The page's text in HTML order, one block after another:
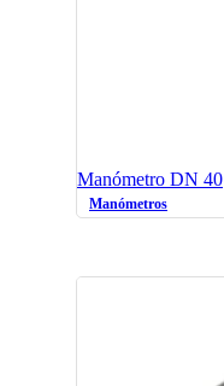
Manómetro DN 40
Manómetros